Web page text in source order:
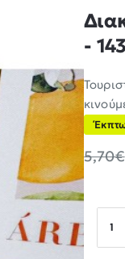
-
5,70€